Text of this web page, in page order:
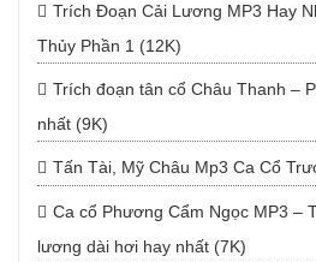
Trích Đoạn Cải Lương MP3 Hay
Thủy Phần 1 (12K)
Trích đoạn tân cổ Châu Thanh –
nhất (9K)
Tấn Tài, Mỹ Châu Mp3 Ca Cổ
Ca cổ Phương Cẩm Ngọc MP3 –
lương dài hơi hay nhất (7K)